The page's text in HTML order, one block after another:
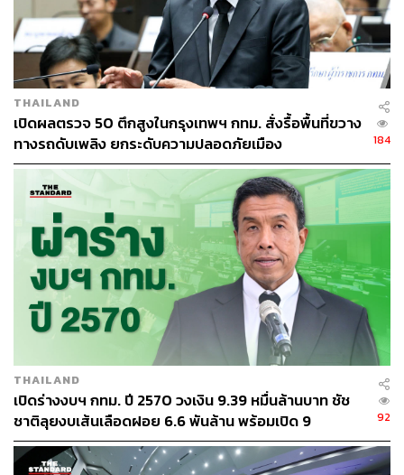
THAILAND
เปิดผลตรวจ 50 ตึกสูงในกรุงเทพฯ กทม. สั่งรื้อพื้นที่ขวาง
ทางรถดับเพลิง ยกระดับความปลอดภัยเมือง
184
THAILAND
เปิดร่างงบฯ กทม. ปี 2570 วงเงิน 9.39 หมื่นล้านบาท ชัช
ชาติลุยงบเส้นเลือดฝอย 6.6 พันล้าน พร้อมเปิด 9
ยุทธศาสตร์พัฒนาเมือง
92